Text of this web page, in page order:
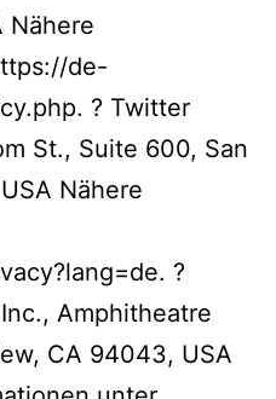
Nähere
de-
? Twitter
St., Suite 600, San
Nähere
?
Amphitheatre
CA 94043, USA